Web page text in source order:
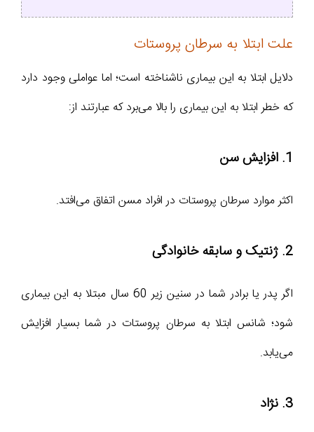
علت ابتلا به سرطان پروستات
دلایل ابتلا به این بیماری نا‌شناخته است‌؛ اما عواملی وجود دارد
که خطر ابتلا به این بیماری را بالا می‌برد که عبارتند از:
1. افزایش سن‌
اکثر موارد سرطان پروستات در افراد مسن اتفاق می‌افتد.
2. ژنتیک و سابقه خانوادگی
اگر پدر یا برادر شما در سنین زیر 60 سال مبتلا به این بیماری
شود؛ شانس ابتلا به سرطان پروستات در شما بسیار افزایش
می‌یابد.
3. نژاد